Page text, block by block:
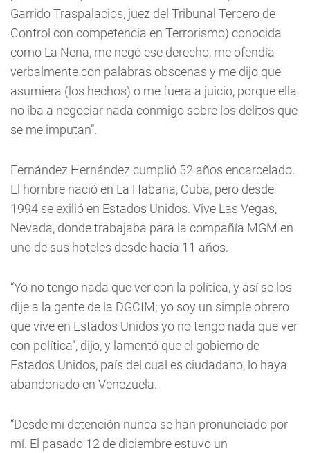
Garrido Traspalacios, juez del Tribunal Tercero de
Control con competencia en Terrorismo) conocida
como La Nena, me negó ese derecho, me ofendía
verbalmente con palabras obscenas y me dijo que
asumiera (los hechos) o me fuera a juicio, porque ella
no iba a negociar nada conmigo sobre los delitos que
se me imputan”.
Fernández Hernández cumplió 52 años encarcelado.
El hombre nació en La Habana, Cuba, pero desde
1994 se exilió en Estados Unidos. Vive Las Vegas,
Nevada, donde trabajaba para la compañía MGM en
uno de sus hoteles desde hacía 11 años.
“Yo no tengo nada que ver con la política, y así se los
dije a la gente de la DGCIM; yo soy un simple obrero
que vive en Estados Unidos yo no tengo nada que ver
con política”, dijo, y lamentó que el gobierno de
Estados Unidos, país del cual es ciudadano, lo haya
abandonado en Venezuela.
“Desde mi detención nunca se han pronunciado por
mí. El pasado 12 de diciembre estuvo un